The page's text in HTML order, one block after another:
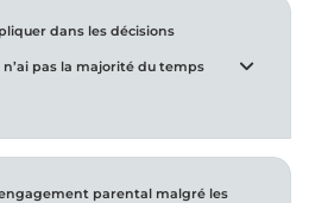
dans les décisions
pas la majorité du temps
parental malgré les